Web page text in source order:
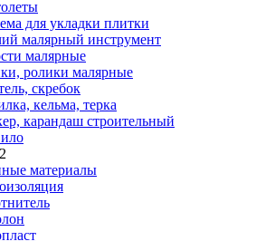
для укладки плитки
малярный инструмент
малярные
ролики малярные
скребок
кельма, терка
карандаш строительный
материалы